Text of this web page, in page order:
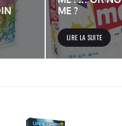
ME ?
LIRE LA SUITE